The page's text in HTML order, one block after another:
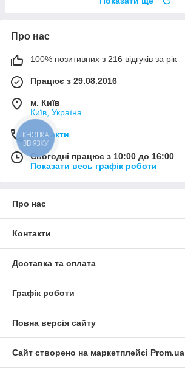
Про нас
100% позитивних з 216 відгуків за рік
Працює з 29.08.2016
м. Київ
Київ, Україна
Контакти
Сьогодні працює з 10:00 до 16:00
Показати весь графік роботи
Про нас
Контакти
Доставка та оплата
Графік роботи
Повна версія сайту
Сайт створено на маркетплейсі Prom.ua
КНОПКА
ЗВ'ЯЗКУ